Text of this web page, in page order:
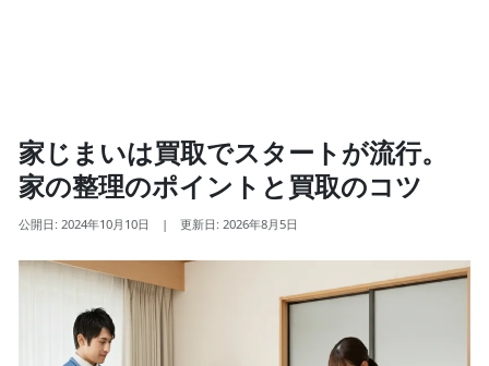
家じまいは買取でスタートが流行。
家の整理のポイントと買取のコツ
公開日: 2024年10月10日 | 更新日: 2026年8月5日